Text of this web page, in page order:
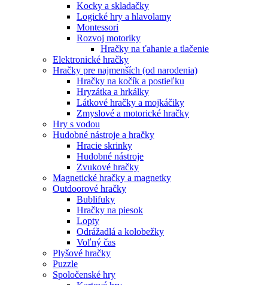
Kocky a skladačky
Logické hry a hlavolamy
Montessori
Rozvoj motoriky
Hračky na ťahanie a tlačenie
Elektronické hračky
Hračky pre najmenších (od narodenia)
Hračky na kočík a postieľku
Hryzátka a hrkálky
Látkové hračky a mojkáčiky
Zmyslové a motorické hračky
Hry s vodou
Hudobné nástroje a hračky
Hracie skrinky
Hudobné nástroje
Zvukové hračky
Magnetické hračky a magnetky
Outdoorové hračky
Bublifuky
Hračky na piesok
Lopty
Odrážadlá a kolobežky
Voľný čas
Plyšové hračky
Puzzle
Spoločenské hry